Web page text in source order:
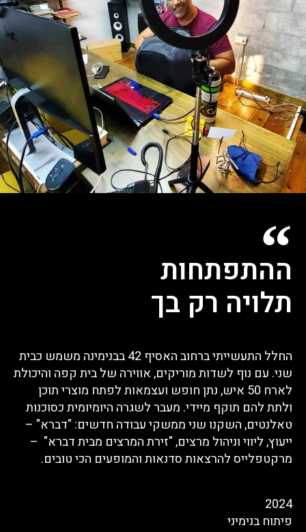
ההתפתחות
תלויה רק בך
החלל התעשייתי ברחוב האסיף 42 בבנימינה משמש כבית
שני. עם נוף לשדות מוריקים, אווירה של בית קפה והיכולת
לארח 50 איש, נתן חופש ועצמאות לפתח מוצרי תוכן
ולתת להם תוקף מיידי. מעבר לשגרה היומיומית כסוכנות
טאלנטים, השקנו שני ממשקי עבודה חדשים: "דברא" –
ייעוץ, ליווי וניהול מרצים, "זירת המרצים מבית דברא" –
מרקטפלייס להרצאות סדנאות והמופעים הכי טובים.
2024
פיתוח בנימיני